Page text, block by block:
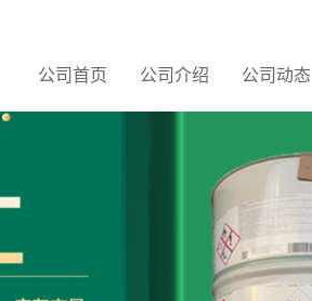
公司首页 公司介绍 公司动态